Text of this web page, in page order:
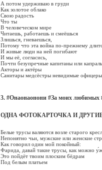
А потом удерживаю в груди
Как золотое облако
Свою радость
Что ты
В человеческом мире
Читаешь, работаешь и смеёшься
Злишься, гневаешься,
Потому что эта война по-прежнему
И живые люди на ней погибают
И мы её, согласись,
Почти безупречные капитаны или
Акторы и актёры
Санитары медсёстры невидимые офицеры
3. #Онаонаонони #За моих
ОДНА ФОТОКАРТОЧКА И
Белые трусы валяются возле старого
Непонятно чьи, мужские или женские
Как говорил один мой покойный:
Фарида, давай такие трусы, как можно
Это пойдёт твоим плоским бёдрам
Под белым платьем